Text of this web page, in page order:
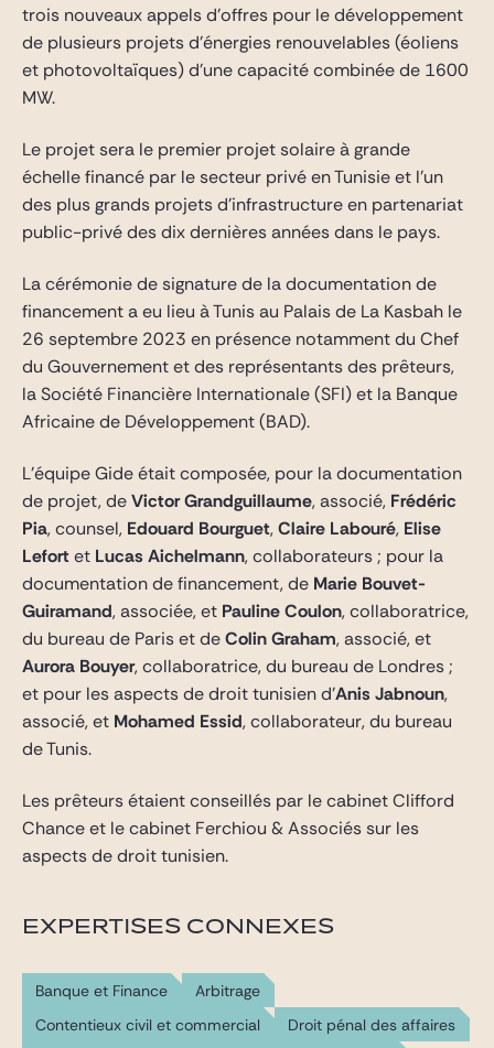
trois nouveaux appels d’offres pour le développement
de plusieurs projets d’énergies renouvelables (éoliens
et photovoltaïques) d’une capacité combinée de 1600
MW.
Le projet sera le premier projet solaire à grande
échelle financé par le secteur privé en Tunisie et l’un
des plus grands projets d’infrastructure en partenariat
public-privé des dix dernières années dans le pays.
La cérémonie de signature de la documentation de
financement a eu lieu à Tunis au Palais de La Kasbah le
26 septembre 2023 en présence notamment du Chef
du Gouvernement et des représentants des prêteurs,
la Société Financière Internationale (SFI) et la Banque
Africaine de Développement (BAD).
L’équipe Gide était composée, pour la documentation
de projet, deVictor Grandguillaume, associé, Frédéric
Pia, counsel, Edouard Bourguet,Claire Labouré, Elise
Lefortet Lucas Aichelmann, collaborateurs ; pour la
documentation de financement, de Marie Bouvet-
Guiramand, associée, et Pauline Coulon, collaboratrice,
du bureau de Paris et deColin Graham, associé, et
Aurora Bouyer, collaboratrice, du bureau de Londres ;
et pour les aspects de droit tunisien d’Anis Jabnoun,
associé, et Mohamed Essid, collaborateur, du bureau
de Tunis.
Les prêteurs étaient conseillés par le cabinet Clifford
Chance et le cabinet Ferchiou & Associés sur les
aspects de droit tunisien.
EXPERTISES CONNEXES
Banque et Finance
Arbitrage
Contentieux civil et commercial
Droit pénal des affaires